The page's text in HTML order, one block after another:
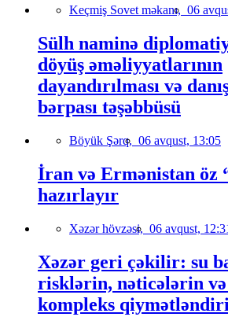
Keçmiş Sovet məkanı, 06
Sülh naminə
döyüş əməliyyatlarının
dayandırılması və
bərpası təşəbbüsü
Böyük Şərq, 06 avqust, 13:05
İran və Ermənistan öz
hazırlayır
Xəzər hövzəsi, 06 avqust,
Xəzər geri çəkilir: su
risklərin, nəticələrin
kompleks